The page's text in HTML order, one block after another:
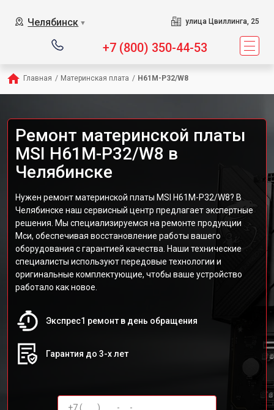
Челябинск ▼ улица Цвиллинга, 25
+7 (800) 350-44-53
Главная / Материнская плата / H61M-P32/W8
Ремонт материнской платы
MSI H61M-P32/W8 в
Челябинске
Нужен ремонт материнской платы MSI H61M-P32/W8? В
Челябинске наш сервисный центр предлагает экспертные
решения. Мы специализируемся на ремонте продукции
Мси, обеспечивая восстановление работы вашего
оборудования с гарантией качества. Наши технические
специалисты используют передовые технологии и
оригинальные комплектующие, чтобы ваше устройство
работало как новое.
Экспрес1 ремонт в день обращения
Гарантия до 3-х лет